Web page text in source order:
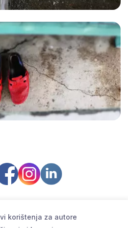
korištenja za autore